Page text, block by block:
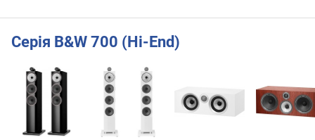
Серія B&W 700 (Hi-End)